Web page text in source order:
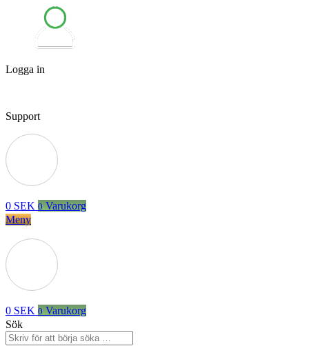
Logga in
Support
0 SEK 0 Varukorg
Meny
0 SEK 0 Varukorg
Sök